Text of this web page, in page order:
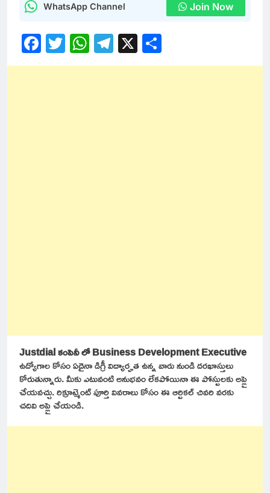
WhatsApp Channel Join Now
Facebook
Twitter
WhatsApp
Telegram
X
Justdial కంపెనీ లో Business Development Executive
ఉద్యోగాల కోసం ఏదైనా డిగ్రీ విద్యార్హత ఉన్న వారు నుండి దరఖాస్తులు
కోరుతున్నారు. మీకు ఎటువంటి అనుభవం లేకపోయినా ఈ పోస్టులకు అప్లై
చేయవచ్చు. రిక్రూట్మెంట్ పూర్తి వివరాలు కోసం ఈ ఆర్టికల్ చివరి వరకు
చదివి అప్లై చేయండి.